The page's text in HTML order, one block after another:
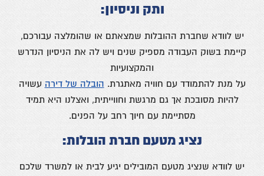
ותק וניסיון:
יש לוודא שחברת ההובלות שמצאתם או שהומלצה עבורכם,
קיימת בשוק העבודה מספיק שנים ויש לה את הניסיון הנדרש
והמקצועיות
על מנת להתמודד עם חוויה מאתגרת. הובלה של דירה עשויה
להיות מסובכת אך גם מרגשת וחווייתית, ואצלנו היא תמיד
מסתיימת עם חיוך רחב על הפנים.
נציג מטעם חברת הובלות:
יש לוודא שנציג מטעם המובילים יגיע לבית או למשרד שלכם